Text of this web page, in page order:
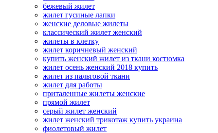
бежевый жилет
жилет гусиные лапки
женские деловые жилеты
классический жилет женский
жилеты в клетку
жилет коричневый женский
купить женский жилет из ткани костюмка
жилет осень женский 2018 купить
жилет из пальтовой ткани
жилет для работы
приталенные жилеты женские
прямой жилет
серый жилет женский
жилет женский трикотаж купить украина
фиолетовый жилет